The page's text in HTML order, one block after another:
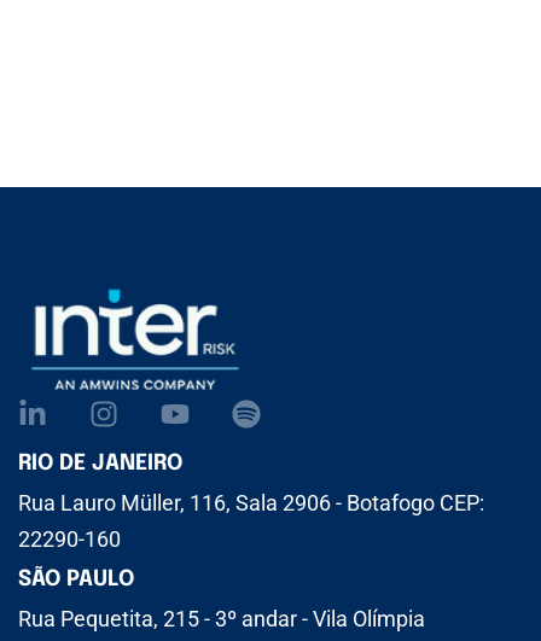
RIO DE JANEIRO
Rua Lauro Müller, 116, Sala 2906 - Botafogo CEP:
22290-160
SÃO PAULO
Rua Pequetita, 215 - 3º andar - Vila Olímpia